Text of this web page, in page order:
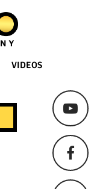
VIDEOS